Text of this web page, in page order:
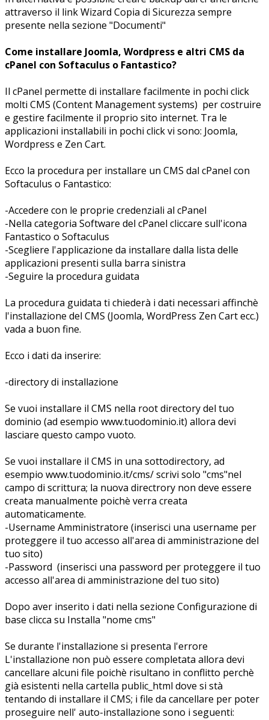
attraverso il link Wizard Copia di Sicurezza sempre
presente nella sezione "Documenti"
Come installare Joomla, Wordpress e altri CMS da
cPanel con Softaculus o Fantastico?
Il cPanel permette di installare facilmente in pochi click
molti CMS (Content Management systems) per costruire
e gestire facilmente il proprio sito internet. Tra le
applicazioni installabili in pochi click vi sono: Joomla,
Wordpress e Zen Cart.
Ecco la procedura per installare un CMS dal cPanel con
Softaculus o Fantastico:
-Accedere con le proprie credenziali al cPanel
-Nella categoria Software del cPanel cliccare sull'icona
Fantastico o Softaculus
-Scegliere l'applicazione da installare dalla lista delle
applicazioni presenti sulla barra sinistra
-Seguire la procedura guidata
La procedura guidata ti chiederà i dati necessari affinchè
l'installazione del CMS (Joomla, WordPress Zen Cart ecc.)
vada a buon fine.
Ecco i dati da inserire:
-directory di installazione
Se vuoi installare il CMS nella root directory del tuo
dominio (ad esempio www.tuodominio.it) allora devi
lasciare questo campo vuoto.
Se vuoi installare il CMS in una sottodirectory, ad
esempio www.tuodominio.it/cms/ scrivi solo "cms"nel
campo di scrittura; la nuova directrory non deve essere
creata manualmente poichè verra creata
automaticamente.
-Username Amministratore (inserisci una username per
proteggere il tuo accesso all'area di amministrazione del
tuo sito)
-Password (inserisci una password per proteggere il tuo
accesso all'area di amministrazione del tuo sito)
Dopo aver inserito i dati nella sezione Configurazione di
base clicca su Installa "nome cms"
Se durante l'installazione si presenta l'errore
L'installazione non può essere completata allora devi
cancellare alcuni file poichè risultano in conflitto perchè
già esistenti nella cartella public_html dove si stà
tentando di installare il CMS; i file da cancellare per poter
proseguire nell' auto-installazione sono i seguenti: